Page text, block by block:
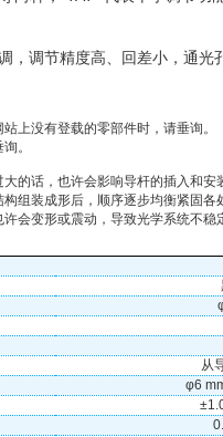
，调节精度高、回差小，通
上没有登载的零部件时，请垂询。
。
的话，也许会影响导杆的插入和安
组装成形后，顺序逐步均衡紧固各
会变形或震动，导致光学系统不稳
从
φ6